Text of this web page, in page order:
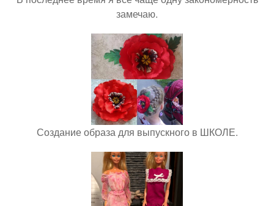
замечаю.
Создание образа для выпускного в ШКОЛЕ.